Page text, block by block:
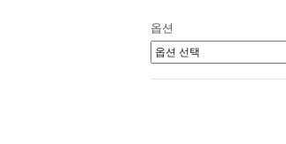
옵션